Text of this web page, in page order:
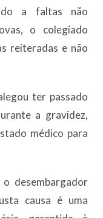
a faltas não
o colegiado
reiteradas e não
ter passado
a gravidez,
médico para
desembargador
causa é uma